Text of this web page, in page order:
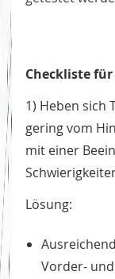
Checkliste für
1) Heben sich
gering vom
mit einer
Lösung:
Vorder-